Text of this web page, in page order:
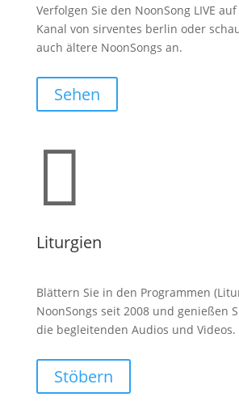
Verfolgen Sie den NoonSong LIVE
Kanal von sirventes berlin oder
auch ältere NoonSongs an.
Sehen

Liturgien
Blättern Sie in den Programmen
NoonSongs seit 2008 und genießen
die begleitenden Audios und Videos.
Stöbern